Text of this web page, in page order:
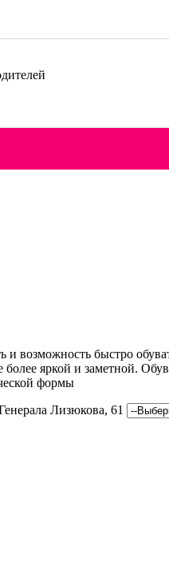
возможность быстро
яркой и заметной.
формы
Лизюкова, 61